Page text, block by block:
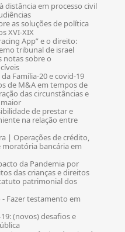
distância em processo civil
as soluções de política
XVI-XIX
App” e o direito:
tribunal de israel
notas sobre o
Família-20 e covid-19
de M&A em tempos de
das circunstâncias e
de prestar e
na relação entre
| Operações de crédito,
bancária em
da Pandemia por
das crianças e direitos
patrimonial dos
Fazer testamento em
(novos) desafios e